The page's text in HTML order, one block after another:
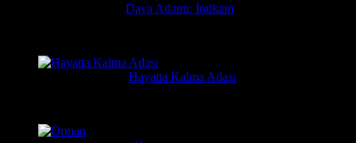
Dava Adamı: İntikam
Hayatta Kalma Adası